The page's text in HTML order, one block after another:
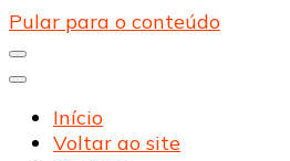
Pular para o conteúdo
Início
Voltar ao site